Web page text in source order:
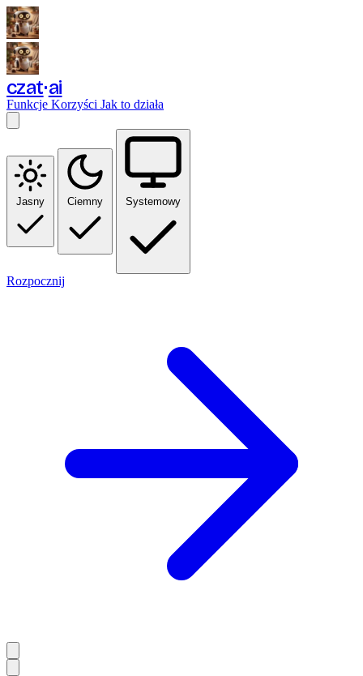
czat ai
Funkcje Korzyści Jak to działa
Jasny Ciemny Systemowy
Rozpocznij